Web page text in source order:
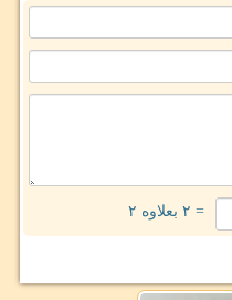
= ۲ بعلاوه ۲